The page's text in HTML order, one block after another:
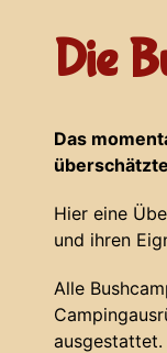
Die
Das
Hier eine
und ihren
Alle
ausgestattet.